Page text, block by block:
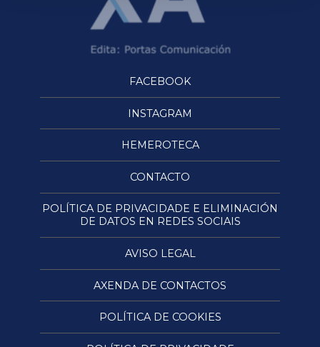
FACEBOOK
INSTAGRAM
HEMEROTECA
CONTACTO
POLÍTICA DE PRIVACIDADE E ELIMINACIÓN
DE DATOS EN REDES SOCIAIS
AVISO LEGAL
AXENDA DE CONTACTOS
POLÍTICA DE COOKIES